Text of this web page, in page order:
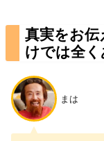
真実をお
けでは全
まは